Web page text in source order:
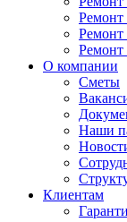
Ремонт
Ремонт
Ремонт
О компании
Сметы
Наши
Клиентам